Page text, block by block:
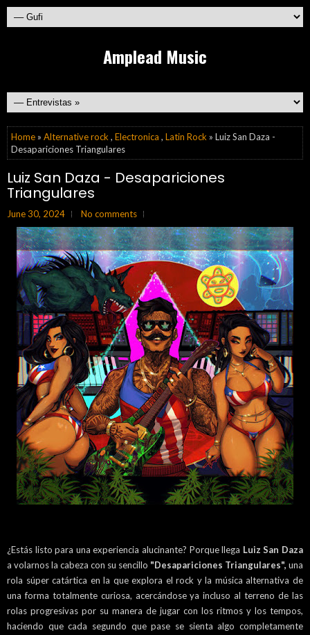
Amplead Music
Home » Alternative rock , Electronica , Latin Rock » Luiz San Daza -
Desapariciones Triangulares
Luiz San Daza - Desapariciones
Triangulares
June 30, 2024 No comments
¿Estás listo para una experiencia alucinante? Porque llega Luiz San Daza
a volarnos la cabeza con su sencillo "Desapariciones Triangulares", una
rola súper catártica en la que explora el rock y la música alternativa de
una forma totalmente curiosa, acercándose ya incluso al terreno de las
rolas progresivas por su manera de jugar con los ritmos y los tempos,
haciendo que cada segundo que pase se sienta algo completamente